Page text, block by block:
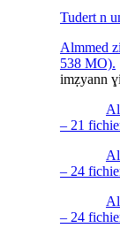
Tudert n
Almmed
538 MO).
imẓyann
– 21
– 24
– 24